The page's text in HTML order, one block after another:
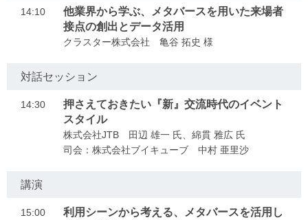
14:10
他業界から学ぶ、メタバースを用いた来場者
接点の創出とデータ活用
クラスター株式会社 亀谷 拓史 様
対話セッション
14:30
押さえておきたい『新』交流時代のイベント
スタイル
株式会社JTB 田辺 雄一 氏、綿貫 雅広 氏
司会：株式会社ブイキューブ 中村 亜里沙
講演
15:00
利用シーンから考える、メタバースを活用し